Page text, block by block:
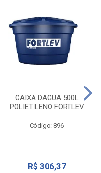
CAIXA DAGUA 500L
POLIETILENO FORTLEV
Código: 896
R$ 306,37